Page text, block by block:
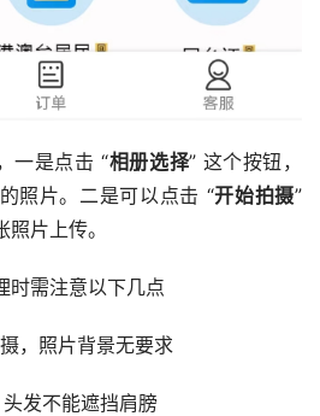
一是点击 “相册选择” 这个按钮，
照片。二是可以点击 “开始拍摄”
片上传。
时需注意以下几点
，照片背景无要求
发不能遮挡肩膀